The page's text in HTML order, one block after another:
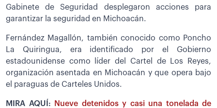
Gabinete de Seguridad desplegaron acciones para
garantizar la seguridad en Michoacán.
Fernández Magallón, también conocido como Poncho
La Quiringua, era identificado por el Gobierno
estadounidense como líder del Cartel de Los Reyes,
organización asentada en Michoacán y que opera bajo
el paraguas de Carteles Unidos.
MIRA AQUÍ:
Nueve detenidos y casi una tonelada de